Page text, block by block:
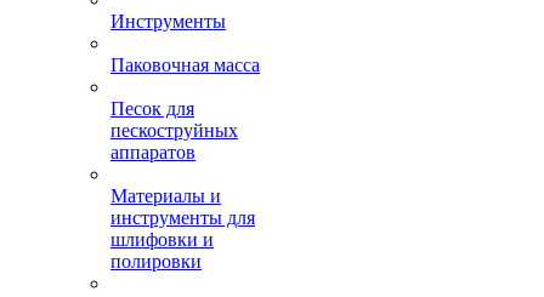
Инструменты
Паковочная масса
Песок для
пескоструйных
аппаратов
Материалы и
инструменты для
шлифовки и
полировки